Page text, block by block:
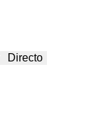
Directo